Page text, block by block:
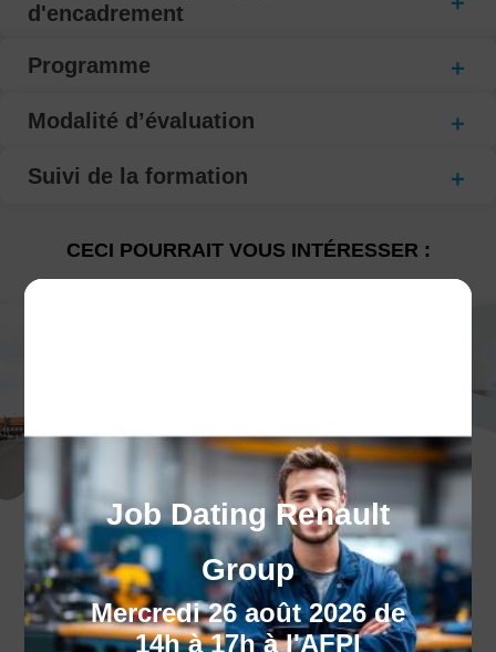
Job Dating Renault
Group
Mercredi 26 août 2026 de
14h à 17h à l'AFPI
d'encadrement
Programme
Modalité d’évaluation
Suivi de la formation
CECI POURRAIT VOUS INTÉRESSER :
Nos centres
Découvrez nos 10 centres pour trouver le
centre le plus proche de chez vous !